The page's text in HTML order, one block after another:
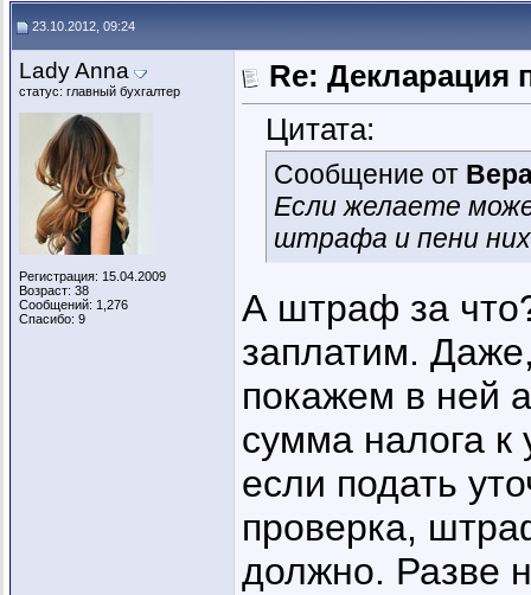
23.10.2012, 09:24
Lady Anna
статус: главный бухгалтер
Регистрация: 15.04.2009
Возраст: 38
Сообщений: 1,276
Спасибо: 9
Re:
Цитата:
Сообщение от
Если желаете
штрафа и пени
А штраф за
заплатим.
покажем в ней
сумма налога
если подать
проверка,
должно. Разве